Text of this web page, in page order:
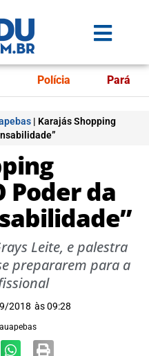
Polícia Pará
| Karajás Shopping
Poder da
Leite, e palestra
prepararem para a
2018 às 09:28